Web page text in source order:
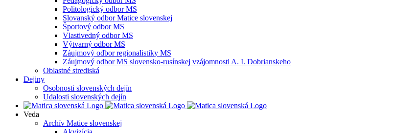
Politologický odbor MS
Slovanský odbor Matice slovenskej
Športový odbor MS
Vlastivedný odbor MS
Výtvarný odbor MS
Záujmový odbor regionalistiky MS
Záujmový odbor MS slovensko-rusínskej vzájomnosti A. I. Dobrianskeho
Oblastné strediská
Dejiny
Osobnosti slovenských dejín
Udalosti slovenských dejín
Veda
Archív Matice slovenskej